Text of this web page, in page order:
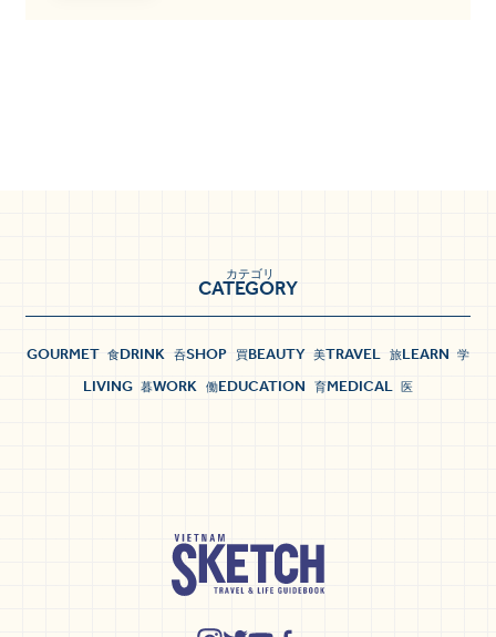
CATEGORY
カテゴリ
GOURMET 食DRINK 呑SHOP 買BEAUTY 美TRAVEL 旅LEARN 学
LIVING 暮WORK 働EDUCATION 育MEDICAL 医